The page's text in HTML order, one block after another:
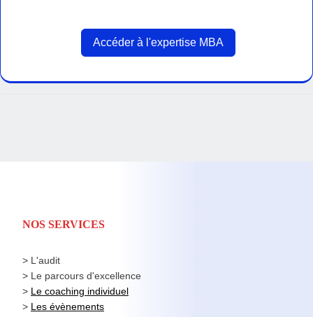
Accéder à l'expertise MBA
NOS SERVICES
> L'audit
> Le parcours d'excellence
> Le coaching individuel
> Les évènements